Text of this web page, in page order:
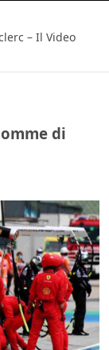
– Il Video
di